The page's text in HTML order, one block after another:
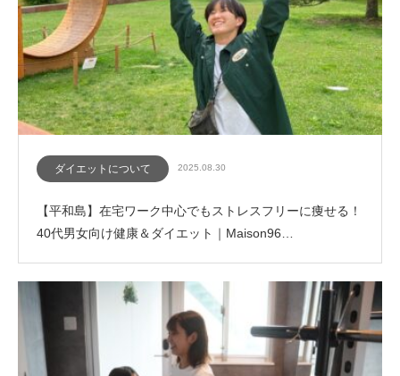
ダイエットについて 2025.08.30
【平和島】在宅ワーク中心でもストレスフリーに痩せる！
40代男女向け健康＆ダイエット｜Maison96…